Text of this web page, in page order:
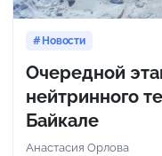
Новости
Очередной
нейтринного
Байкале
Анастасия Орлова